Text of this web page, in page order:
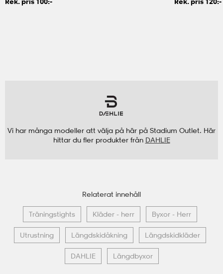
Vi har många modeller att välja på här på Stadium Outlet. Här
hittar du fler produkter från DAHLIE
Relaterat innehåll
Träningstights Kläder - herr Byxor - Herr
Utrustning Längdskidåkning Längdskidkläder
DAHLIE Längdbyxor